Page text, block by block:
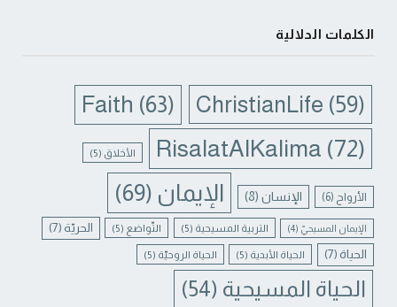
الكلمات الدلالية
ChristianLife (59)
Faith (63)
RisalatAlKalima (72) الأخلاق (5)
الأرواح (6) الإنسان(8) الإيمان (69)
الإيمان المسيحيّ (4) التربية المسيحية (5) التّواضع (5) الحريّة (7)
الحياة (7) الحياة الأبدية (5) الحياة الروحيّة (5)
الحياة المسيحية (54)